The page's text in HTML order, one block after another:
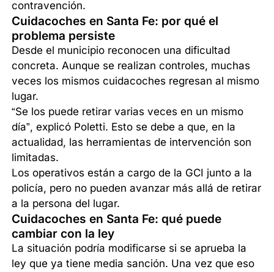
contravención.
Cuidacoches en Santa Fe: por qué el
problema persiste
Desde el municipio reconocen una dificultad
concreta. Aunque se realizan controles, muchas
veces los mismos cuidacoches regresan al mismo
lugar.
“Se los puede retirar varias veces en un mismo
día”, explicó Poletti. Esto se debe a que, en la
actualidad, las herramientas de intervención son
limitadas.
Los operativos están a cargo de la GCI junto a la
policía, pero no pueden avanzar más allá de retirar
a la persona del lugar.
Cuidacoches en Santa Fe: qué puede
cambiar con la ley
La situación podría modificarse si se aprueba la
ley que ya tiene media sanción. Una vez que eso